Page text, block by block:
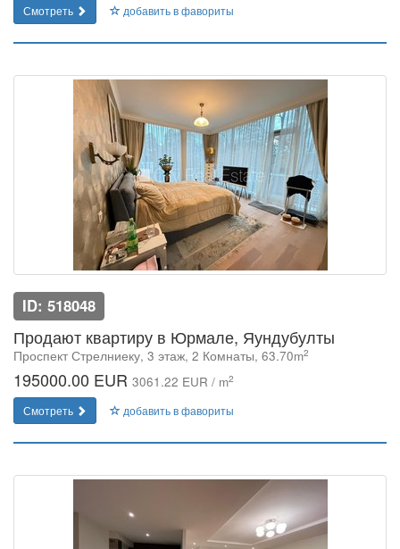
Смотреть добавить в фавориты
ID: 518048
Продают квартиру в Юрмале, Яундубулты
Проспект Стрелниеку, 3 этаж, 2 Комнаты, 63.70m2
195000.00 EUR 3061.22 EUR / m2
Смотреть добавить в фавориты